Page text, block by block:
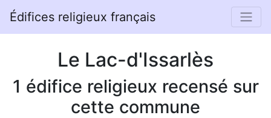
Édifices religieux français
Le Lac-d'Issarlès
1 édifice religieux recensé sur
cette commune